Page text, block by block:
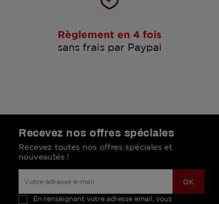
Règlement en 4 fois
sans frais par Paypal
Recevez nos offres spéciales
Recevez toutes nos offres spéciales et
nouveautés !
En renseignant votre adresse email, vous